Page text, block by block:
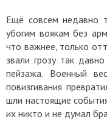
Ещё совсем недавно
убогим воякам без
что важнее, только
звали грозу так
пейзажа. Военный
повизгивания
шли настоящие
их никто и не думал